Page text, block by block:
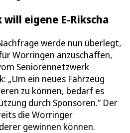
eigene E-Rikscha
werde nun überlegt,
Worringen anzuschaffen,
Seniorennetzwerk
„Um ein neues Fahrzeug
zu können, bedarf es
durch Sponsoren.“ Der
die Worringer
gewinnen können.